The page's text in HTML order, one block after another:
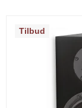
Tilbud